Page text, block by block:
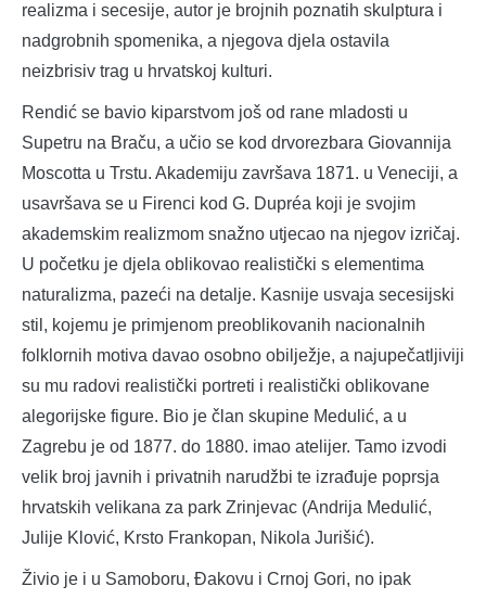
realizma i secesije, autor je brojnih poznatih skulptura i
nadgrobnih spomenika, a njegova djela ostavila
neizbrisiv trag u hrvatskoj kulturi.
Rendić se bavio kiparstvom još od rane mladosti u
Supetru na Braču, a učio se kod drvorezbara Giovannija
Moscotta u Trstu. Akademiju završava 1871. u Veneciji, a
usavršava se u Firenci kod G. Dupréa koji je svojim
akademskim realizmom snažno utjecao na njegov izričaj.
U početku je djela oblikovao realistički s elementima
naturalizma, pazeći na detalje. Kasnije usvaja secesijski
stil, kojemu je primjenom preoblikovanih nacionalnih
folklornih motiva davao osobno obilježje, a najupečatljiviji
su mu radovi realistički portreti i realistički oblikovane
alegorijske figure. Bio je član skupine Medulić, a u
Zagrebu je od 1877. do 1880. imao atelijer. Tamo izvodi
velik broj javnih i privatnih narudžbi te izrađuje poprsja
hrvatskih velikana za park Zrinjevac (Andrija Medulić,
Julije Klović, Krsto Frankopan, Nikola Jurišić).
Živio je i u Samoboru, Đakovu i Crnoj Gori, no ipak